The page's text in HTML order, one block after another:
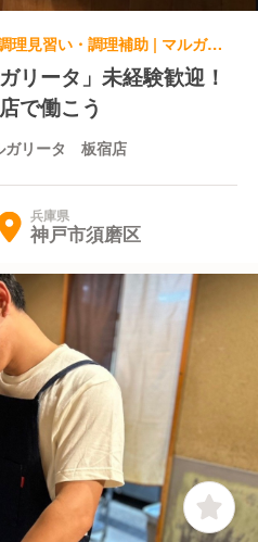
イタリアン, 洋食・西洋料理 | 調理見習い・調理補助 | マルガリータ バル マルガリータ 板宿店
リータ」未経験歓迎！
で働こう
ガリータ 板宿店
兵庫県
神戸市須磨区